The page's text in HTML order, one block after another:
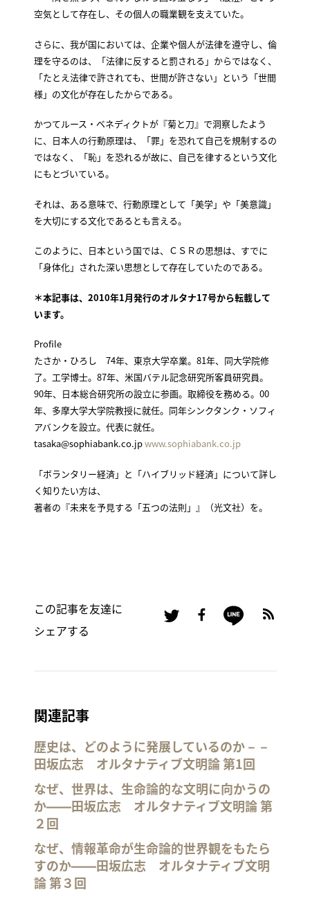
空気として存在し、その個人の職業観を支えていた。
さらに、我が国においては、企業や個人が法律を遵守し、倫
理を守るのは、「法律に反すると罰される」からではなく、
「たとえ法律で許されても、世間が許さない」という「世間
様」の文化が存在したからである。
かつてルース・ベネディクトが『菊と刀』で洞察したよう
に、日本人の行動原理は、「罪」を恐れて自己を規制するの
ではなく、「恥」を恐れるが故に、自己を律するという文化
にもとづいている。
それは、ある意味で、行動原理として「美学」や「美意識」
を大切にする文化であるとも言える。
このように、日本という国では、ＣＳＲの思想は、すでに
「身体化」された深い思想として存在していたのである。
＊本記事は、2010年1月発行のオルタナ17号から転載して
います。
Profile
たさか・ひろし 74年、東京大学卒業。81年、同大学院修
了。工学博士。87年、米国バテル記念研究所客員研究員。
90年、日本総合研究所の設立に参画。取締役を務める。00
年、多摩大学大学院教授に就任。同年シンクタンク・ソフィ
アバンクを設立。代表に就任。
tasaka@sophiabank.co.jpwww.sophiabank.co.jp
「ボランタリー経済」と「ハイブリッド経済」について詳し
く知りたい方は、
著者の『未来を予見する「五つの法則」』（光文社）を。
この記事を友達に
シェアする
関連記事
歴史は、どのように発展しているのか－－
田坂広志 オルタナティブ文明論 第1回
なぜ、世界は、生命論的な文明に向かうの
か――田坂広志 オルタナティブ文明論 第
２回
なぜ、情報革命が生命論的世界観をもたら
すのか――田坂広志 オルタナティブ文明
論 第３回